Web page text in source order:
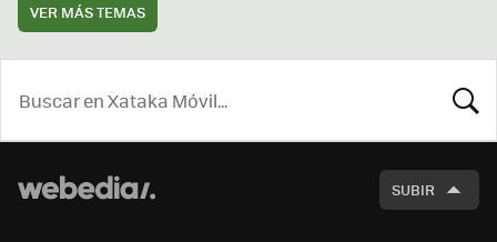
VER MÁS TEMAS
SUBIR